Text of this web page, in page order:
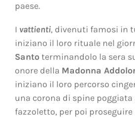
paese.
I vattienti, divenuti famosi in
iniziano il loro rituale nel
Santoterminandolo la sera
onore della Madonna
iniziano il loro percorso
una corona di spine poggiata
fazzoletto, per poi